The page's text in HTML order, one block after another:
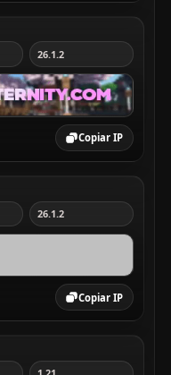
Copiar IP
26.1.2
Copiar IP
26.1.2